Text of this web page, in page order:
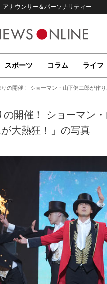
アナウンサー＆パーソナリティー
スポーツ コラム ライフ
りの開催！ ショーマン・山下健二郎が作
の開催！ ショーマン
大熱狂！」の写真